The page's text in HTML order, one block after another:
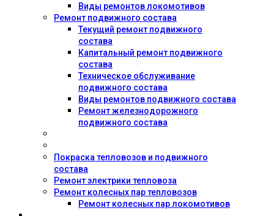
Виды ремонтов локомотивов
Ремонт подвижного состава
Текущий ремонт подвижного
состава
Капитальный ремонт подвижного
состава
Техническое обслуживание
подвижного состава
Виды ремонтов подвижного состава
Ремонт железнодорожного
подвижного состава
Покраска тепловозов и подвижного
состава
Ремонт электрики тепловоза
Ремонт колесных пар тепловозов
Ремонт колесных пар локомотивов